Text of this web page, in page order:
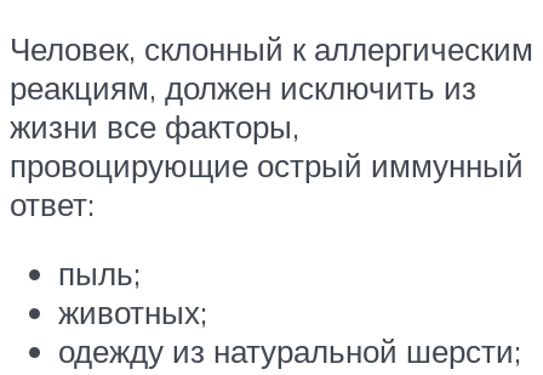
Человек, склонный к аллергическим
реакциям, должен исключить из
жизни все факторы,
провоцирующие острый иммунный
ответ:
пыль;
животных;
одежду из натуральной шерсти;